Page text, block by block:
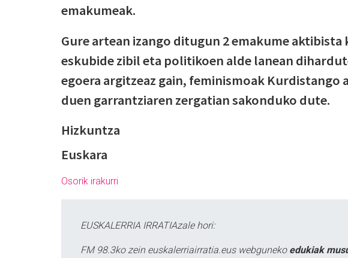
emakumeak.
Gure artean izango ditugun 2 emakume
eskubide zibil eta politikoen alde lanean
egoera argitzeaz gain, feminismoak Kurdistango
duen garrantziaren zergatian sakonduko dute.
Hizkuntza
Euskara
Osorik irakurri
EUSKALERRIA IRRATIAzale hori:
FM 98.3ko zein euskalerriairratia.eus webguneko edukiak